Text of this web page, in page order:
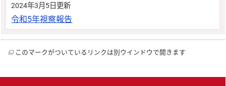
2024年3月5日更新
令和5年視察報告
このマークがついているリンクは別ウインドウで開きます